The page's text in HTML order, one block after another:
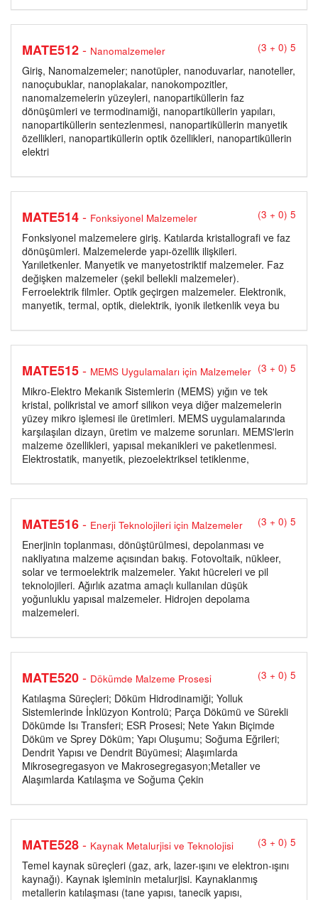
MATE512- Nanomalzemeler (3 + 0) 5
Giriş, Nanomalzemeler; nanotüpler, nanoduvarlar, nanoteller,
nanoçubuklar, nanoplakalar, nanokompozitler,
nanomalzemelerin yüzeyleri, nanopartiküllerin faz
dönüşümleri ve termodinamiği, nanopartiküllerin yapıları,
nanopartiküllerin sentezlenmesi, nanopartiküllerin manyetik
özellikleri, nanopartiküllerin optik özellikleri, nanopartiküllerin
elektri
MATE514- Fonksiyonel Malzemeler (3 + 0) 5
Fonksiyonel malzemelere giriş. Katılarda kristallografi ve faz
dönüşümleri. Malzemelerde yapı-özellik ilişkileri.
Yarıiletkenler. Manyetik ve manyetostriktif malzemeler. Faz
değişken malzemeler (şekil bellekli malzemeler).
Ferroelektrik filmler. Optik geçirgen malzemeler. Elektronik,
manyetik, termal, optik, dielektrik, iyonik iletkenlik veya bu
MATE515- MEMS Uygulamaları için Malzemeler (3 + 0) 5
Mikro-Elektro Mekanik Sistemlerin (MEMS) yığın ve tek
kristal, polikristal ve amorf silikon veya diğer malzemelerin
yüzey mikro işlemesi ile üretimleri. MEMS uygulamalarında
karşılaşılan dizayn, üretim ve malzeme sorunları. MEMS'lerin
malzeme özellikleri, yapısal mekanikleri ve paketlenmesi.
Elektrostatik, manyetik, piezoelektriksel tetiklenme,
MATE516- Enerji Teknolojileri için Malzemeler (3 + 0) 5
Enerjinin toplanması, dönüştürülmesi, depolanması ve
nakliyatına malzeme açısından bakış. Fotovoltaik, nükleer,
solar ve termoelektrik malzemeler. Yakıt hücreleri ve pil
teknolojileri. Ağırlık azatma amaçlı kullanılan düşük
yoğunluklu yapısal malzemeler. Hidrojen depolama
malzemeleri.
MATE520- Dökümde Malzeme Prosesi (3 + 0) 5
Katılaşma Süreçleri; Döküm Hidrodinamiği; Yolluk
Sistemlerinde İnklüzyon Kontrolü; Parça Dökümü ve Sürekli
Dökümde Isı Transferi; ESR Prosesi; Nete Yakın Biçimde
Döküm ve Sprey Döküm; Yapı Oluşumu; Soğuma Eğrileri;
Dendrit Yapısı ve Dendrit Büyümesi; Alaşımlarda
Mikrosegregasyon ve Makrosegregasyon;Metaller ve
Alaşımlarda Katılaşma ve Soğuma Çekin
MATE528- Kaynak Metalurjisi ve Teknolojisi (3 + 0) 5
Temel kaynak süreçleri (gaz, ark, lazer-ışını ve elektron-ışını
kaynağı). Kaynak işleminin metalurjisi. Kaynaklanmış
metallerin katılaşması (tane yapısı, tanecik yapısı,